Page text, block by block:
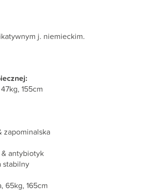
j. niemieckim.
155cm
zapominalska
antybiotyk
stabilny
65kg, 165cm